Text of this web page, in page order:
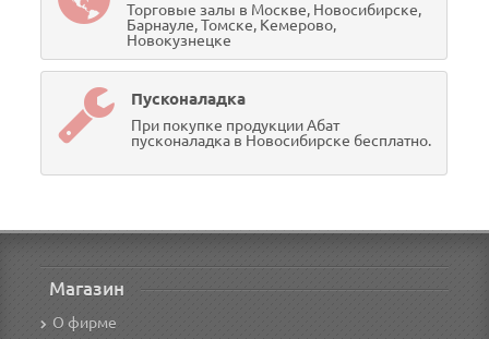
Торговые залы в Москве, Новосибирске,
Барнауле, Томске, Кемерово,
Новокузнецке
Пусконаладка
При покупке продукции Абат
пусконаладка в Новосибирске бесплатно.
Магазин
О фирме